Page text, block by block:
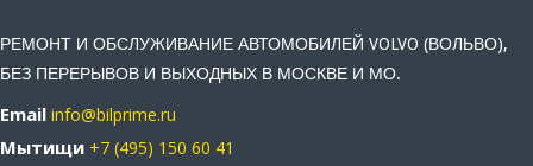
РЕМОНТ И ОБСЛУЖИВАНИЕ АВТОМОБИЛЕЙ VOLVO (ВОЛЬВО),
БЕЗ ПЕРЕРЫВОВ И ВЫХОДНЫХ В МОСКВЕ И МО.
Email info@bilprime.ru
Мытищи +7 (495) 150 60 41